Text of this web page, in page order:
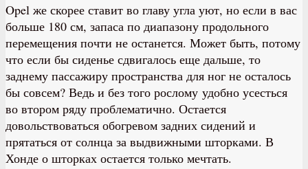
Opel же скорее ставит во главу угла уют, но если в вас
больше 180 см, запаса по диапазону продольного
перемещения почти не останется. Может быть, потому
что если бы сиденье сдвигалось еще дальше, то
заднему пассажиру пространства для ног не осталось
бы совсем? Ведь и без того рослому удобно усесться
во втором ряду проблематично. Остается
довольствоваться обогревом задних сидений и
прятаться от солнца за выдвижными шторками. В
Хонде о шторках остается только мечтать.